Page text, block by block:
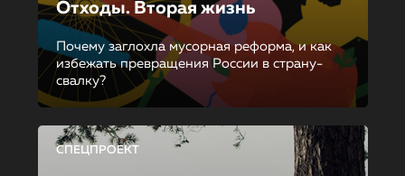
Отходы. Вторая жизнь
Почему заглохла мусорная реформа, и как
избежать превращения России в страну-
свалку?
СПЕЦПРОЕКТ